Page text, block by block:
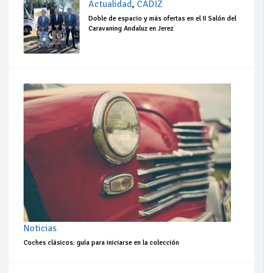
Actualidad, CÁDIZ
Doble de espacio y más ofertas en el II Salón del
Caravaning Andaluz en Jerez
Noticias
Coches clásicos: guía para iniciarse en la colección